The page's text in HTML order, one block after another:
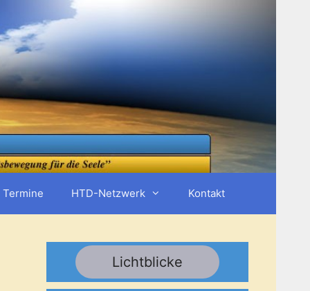
Termine HTD-Netzwerk Kontakt
Lichtblicke